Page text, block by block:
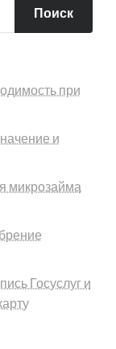
Поиск
при
и
микрозайма
Госуслуг и